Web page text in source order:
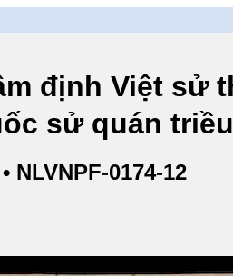
định Việt
sử quán
NLVNPF-0174-12